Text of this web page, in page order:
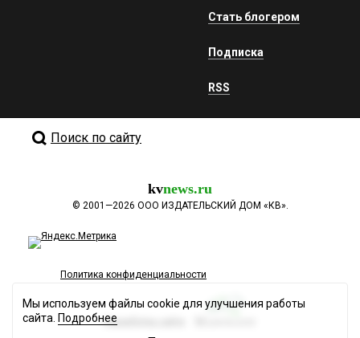
Стать блогером
Подписка
RSS
Поиск по сайту
kvnews.ru
© 2001—2026 ООО ИЗДАТЕЛЬСКИЙ ДОМ «КВ».
Политика конфиденциальности
Разработка сайта
Мы используем файлы cookie для улучшения работы
сайта. Подробнее